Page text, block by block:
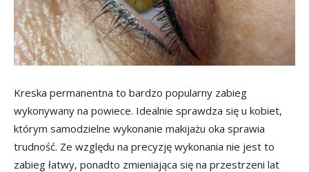
Kreska permanentna to bardzo popularny zabieg
wykonywany na powiece. Idealnie sprawdza się u kobiet,
którym samodzielne wykonanie makijażu oka sprawia
trudność. Ze względu na precyzję wykonania nie jest to
zabieg łatwy, ponadto zmieniająca się na przestrzeni lat